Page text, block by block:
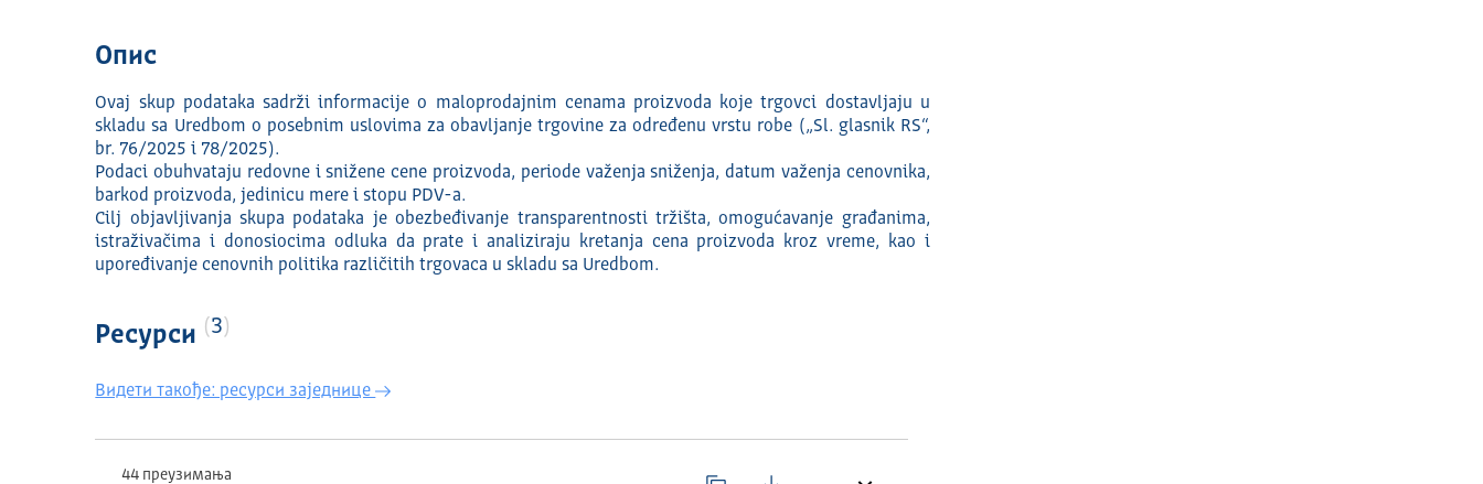
Опис
Ovaj skup podataka sadrži informacije o maloprodajnim cenama proizvoda koje trgovci dostavljaju u
skladu sa Uredbom o posebnim uslovima za obavljanje trgovine za određenu vrstu robe („Sl. glasnik RS“,
br. 76/2025 i 78/2025).
Podaci obuhvataju redovne i snižene cene proizvoda, periode važenja sniženja, datum važenja cenovnika,
barkod proizvoda, jedinicu mere i stopu PDV-a.
Cilj objavljivanja skupa podataka je obezbeđivanje transparentnosti tržišta, omogućavanje građanima,
istraživačima i donosiocima odluka da prate i analiziraju kretanja cena proizvoda kroz vreme, kao i
upoređivanje cenovnih politika različitih trgovaca u skladu sa Uredbom.
Ресурси 3
Видети такође: ресурси заједнице
44 преузимања